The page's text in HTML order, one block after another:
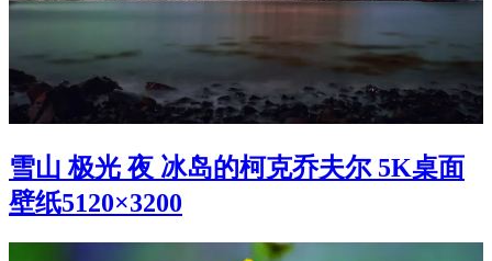
雪山 极光 夜 冰岛的柯克乔夫尔 5K桌面
壁纸5120×3200